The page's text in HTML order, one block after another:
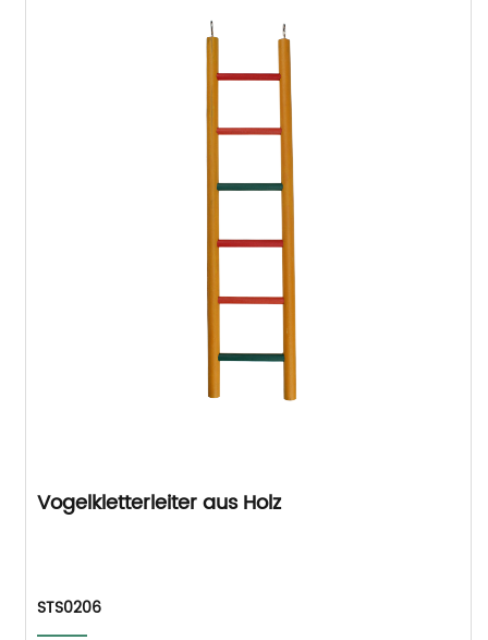
Vogelkletterleiter aus Holz
STS0206